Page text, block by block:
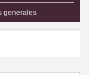
generales